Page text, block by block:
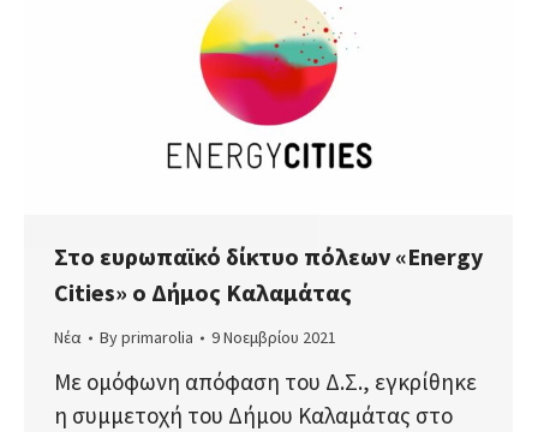
Στο ευρωπαϊκό δίκτυο πόλεων «Energy
Cities» ο Δήμος Καλαμάτας
Νέα Byprimarolia 9 Νοεμβρίου 2021
Με ομόφωνη απόφαση του Δ.Σ., εγκρίθηκε
η συμμετοχή του Δήμου Καλαμάτας στο